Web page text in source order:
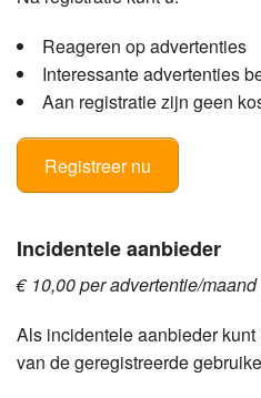
Reageren op advertenties
Interessante advertenties
Aan registratie zijn geen
Registreer nu
Incidentele aanbieder
€ 10,00 per advertentie/
Als incidentele aanbieder
van de geregistreerde